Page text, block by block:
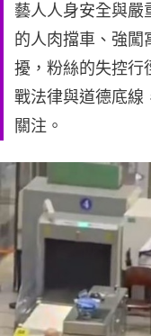
藝人人身安全與嚴
的人肉擋車、強闖
擾，粉絲的失控行
戰法律與道德底線
關注。